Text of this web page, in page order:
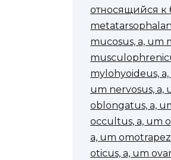
относящийся к
mucosus, a, um
mylohyoideus,
um nervosus, a,
oblongatus, a,
occultus, a, um
a, um
oticus, a, um